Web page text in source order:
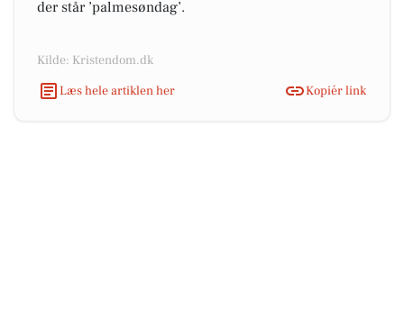
der står ’palmesøndag’.
Kilde: Kristendom.dk
Læs hele artiklen her
Kopiér link